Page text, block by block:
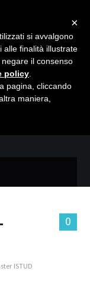
0
ISTUD
×
si avvalgono
alle finalità illustrate
il consenso
policy
pagina, cliccando
maniera,